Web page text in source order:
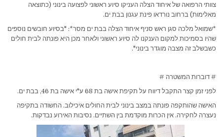
צוותי הרפואה של איחוד הצלה העניקו סיוע ראשוני לפצועה בינוני (כתוצאה
מאלימות) ברחוב נורדאו פינת עגנון בבת ים.
*שמואל מלכה סגן ראש סניף איחוד הצלה בבת ים מסר*: "בסיוע חובשים נוספים
שהיו בסמיכות למקום הענקנו לה סיוע ראשוני ולאחר מכן היא פונתה לבית חולים
כשבשלב זה מצבה מוגדר בינוני".
# דוברות המשטרה #
לפני זמן קצר התקבל דיווח על תקיפת אישה בת 68 ע"י אישה בת 46, בבת ים.
האישה שהותקפה פונתה במצב בינוני לבית החולים איכילוב. החשודה בתקיפה
נעצרה לחקירה. אין הכרות מוקדמת בין השתיים. נסיבות האירוע נבדקות.